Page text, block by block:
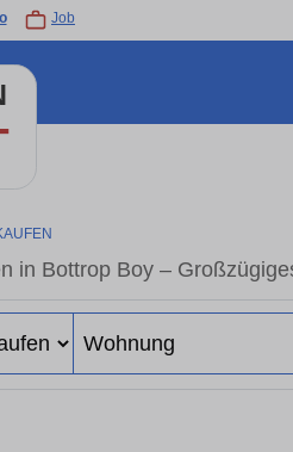
Job
in Bottrop Boy –